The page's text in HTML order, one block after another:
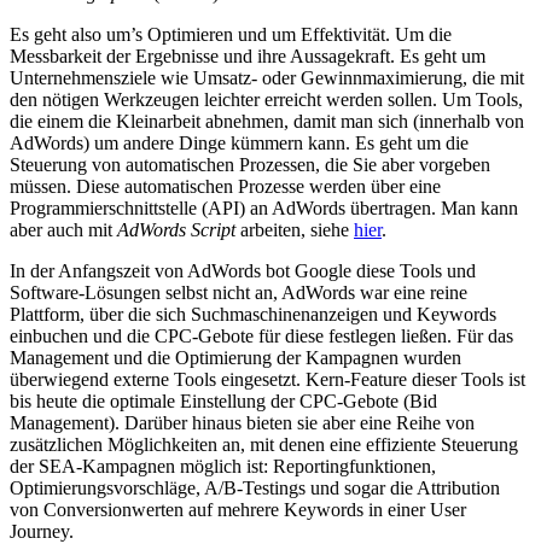
Es geht also um’s Optimieren und um Effektivität. Um die
Messbarkeit der Ergebnisse und ihre Aussagekraft. Es geht um
Unternehmensziele wie Umsatz- oder Gewinnmaximierung, die mit
den nötigen Werkzeugen leichter erreicht werden sollen. Um Tools,
die einem die Kleinarbeit abnehmen, damit man sich (innerhalb von
AdWords) um andere Dinge kümmern kann. Es geht um die
Steuerung von automatischen Prozessen, die Sie aber vorgeben
müssen. Diese automatischen Prozesse werden über eine
Programmierschnittstelle (API) an AdWords übertragen. Man kann
aber auch mit AdWords Scriptarbeiten, siehe hier.
In der Anfangszeit von AdWords bot Google diese Tools und
Software-Lösungen selbst nicht an, AdWords war eine reine
Plattform, über die sich Suchmaschinenanzeigen und Keywords
einbuchen und die CPC-Gebote für diese festlegen ließen. Für das
Management und die Optimierung der Kampagnen wurden
überwiegend externe Tools eingesetzt. Kern-Feature dieser Tools ist
bis heute die optimale Einstellung der CPC-Gebote (Bid
Management). Darüber hinaus bieten sie aber eine Reihe von
zusätzlichen Möglichkeiten an, mit denen eine effiziente Steuerung
der SEA-Kampagnen möglich ist: Reportingfunktionen,
Optimierungsvorschläge, A/B-Testings und sogar die Attribution
von Conversionwerten auf mehrere Keywords in einer User
Journey.